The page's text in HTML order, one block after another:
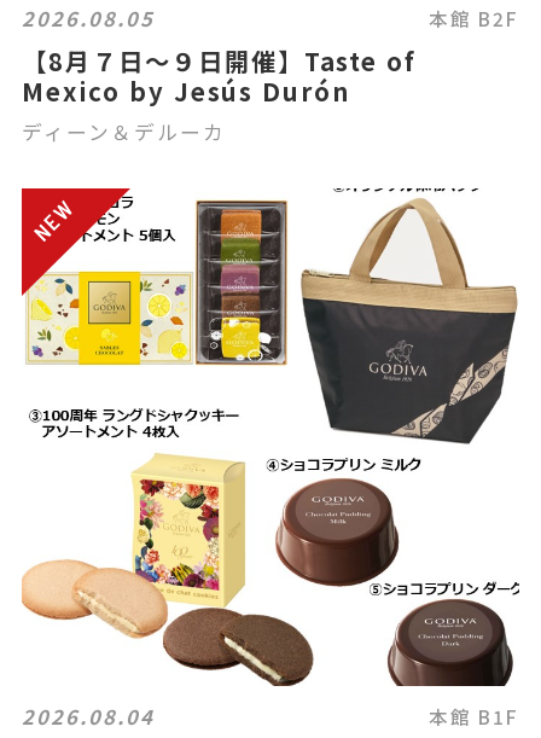
2026.08.05 本館 B2F
【8月７日～９日開催】Taste of
Mexico by Jesús Durón
ディーン＆デルーカ
2026.08.04 本館 B1F